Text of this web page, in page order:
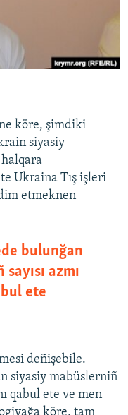
köre, şimdiki
siyasiy
Ukraina Tış işleri
etmeknen
bulunğan
azmı
ete
deñişebile.
siyasiy mabüslerniñ
qabul ete ve men